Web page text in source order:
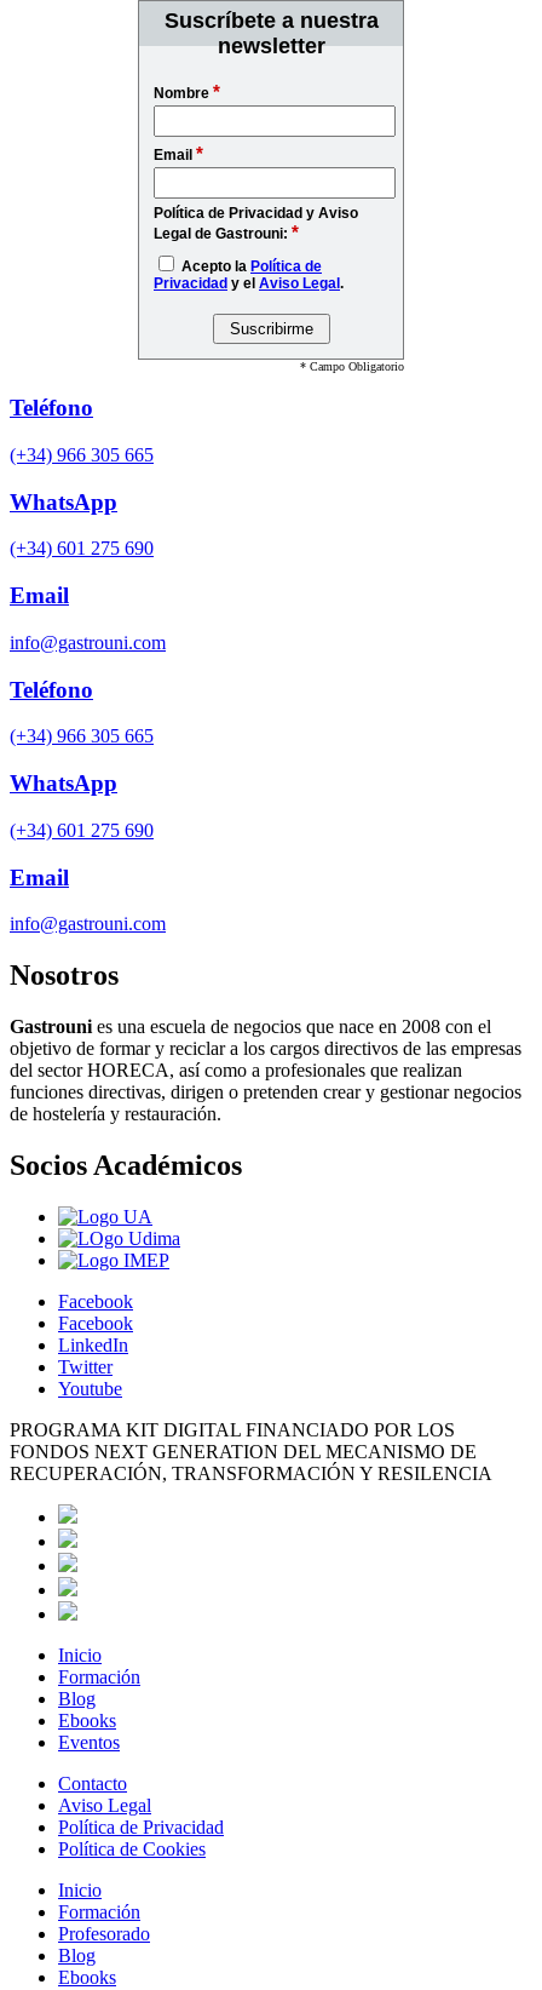
Suscríbete a nuestra
newsletter
Nombre *
Email *
Política de Privacidad y Aviso
Legal de Gastrouni: *
Acepto la Política de
Privacidad y el Aviso Legal.
* Campo Obligatorio
Teléfono
(+34) 966 305 665
WhatsApp
(+34) 601 275 690
Email
info@gastrouni.com
Teléfono
(+34) 966 305 665
WhatsApp
(+34) 601 275 690
Email
info@gastrouni.com
Nosotros
Gastrouni es una escuela de negocios que nace en 2008 con el
objetivo de formar y reciclar a los cargos directivos de las empresas
del sector HORECA, así como a profesionales que realizan
funciones directivas, dirigen o pretenden crear y gestionar negocios
de hostelería y restauración.
Socios Académicos
Facebook
Facebook
LinkedIn
Twitter
Youtube
PROGRAMA KIT DIGITAL FINANCIADO POR LOS
FONDOS NEXT GENERATION DEL MECANISMO DE
RECUPERACIÓN, TRANSFORMACIÓN Y RESILENCIA
Inicio
Formación
Blog
Ebooks
Eventos
Contacto
Aviso Legal
Política de Privacidad
Política de Cookies
Inicio
Formación
Profesorado
Blog
Ebooks